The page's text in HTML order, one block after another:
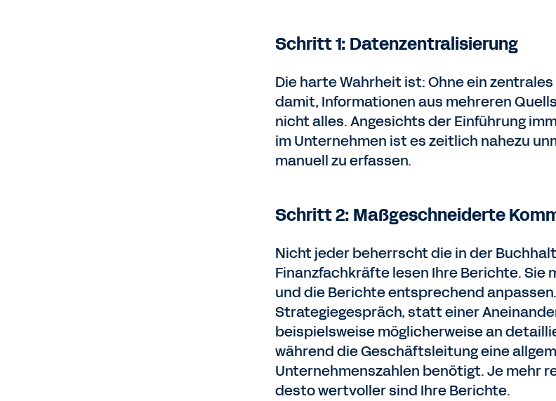
Schritt 1: Datenzentralisierung
Die harte Wahrheit ist: Ohne ein
damit, Informationen aus mehreren
nicht alles. Angesichts der Einführung
im Unternehmen ist es zeitlich nahezu
manuell zu erfassen.
Schritt 2: Maßgeschneiderte
Nicht jeder beherrscht die in der
Finanzfachkräfte lesen Ihre Berichte. Sie
und die Berichte entsprechend
Strategiegespräch, statt einer
beispielsweise möglicherweise an
während die Geschäftsleitung eine
Unternehmenszahlen benötigt. Je mehr
desto wertvoller sind Ihre Berichte.